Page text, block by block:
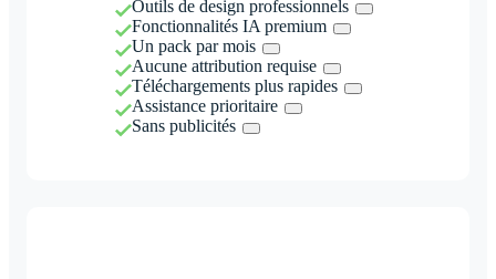
Outils de design professionnels
Fonctionnalités IA premium
Un pack par mois
Aucune attribution requise
Téléchargements plus rapides
Assistance prioritaire
Sans publicités